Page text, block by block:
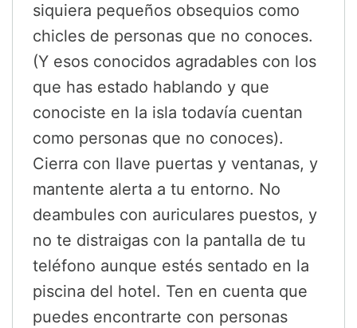
siquiera pequeños obsequios como
chicles de personas que no conoces.
(Y esos conocidos agradables con los
que has estado hablando y que
conociste en la isla todavía cuentan
como personas que no conoces).
Cierra con llave puertas y ventanas, y
mantente alerta a tu entorno. No
deambules con auriculares puestos, y
no te distraigas con la pantalla de tu
teléfono aunque estés sentado en la
piscina del hotel. Ten en cuenta que
puedes encontrarte con personas